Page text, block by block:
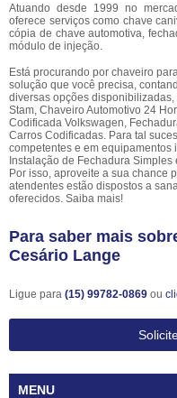
Atuando desde 1999 no
oferece serviços como chave
cópia de chave automotiva,
módulo de injeção.
Está procurando por chaveiro
solução que você precisa,
diversas opções
Stam, Chaveiro Automotivo 24
Codificada Volkswagen,
Carros Codificadas. Para tal
competentes e em
Instalação de Fechadura
Por isso, aproveite a sua chance
atendentes estão dispostos a
oferecidos. Saiba mais!
Para saber mais
Cesário Lange
Ligue para (15) 99782-0869 ou
MENU